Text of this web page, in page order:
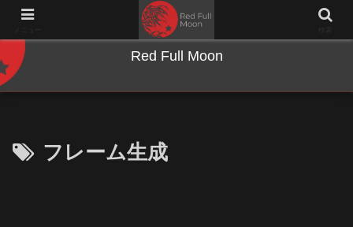
NWとキーボードのジャンク沼に沈む夜
Red Full Moon
フレーム生成